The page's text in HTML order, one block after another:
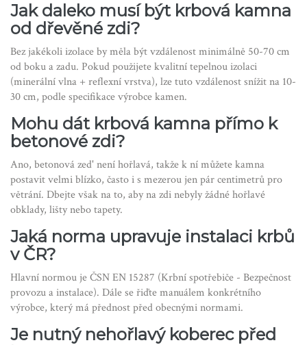
Jak daleko musí být krbová kamna
od dřevěné zdi?
Bez jakékoli izolace by měla být vzdálenost minimálně 50-70 cm
od boku a zadu. Pokud použijete kvalitní tepelnou izolaci
(minerální vlna + reflexní vrstva), lze tuto vzdálenost snížit na 10-
30 cm, podle specifikace výrobce kamen.
Mohu dát krbová kamna přímo k
betonové zdi?
Ano, betonová zed' není hořlavá, takže k ní můžete kamna
postavit velmi blízko, často i s mezerou jen pár centimetrů pro
větrání. Dbejte však na to, aby na zdi nebyly žádné hořlavé
obklady, lišty nebo tapety.
Jaká norma upravuje instalaci krbů
v ČR?
Hlavní normou je ČSN EN 15287 (Krbní spotřebiče - Bezpečnost
provozu a instalace). Dále se řiďte manuálem konkrétního
výrobce, který má přednost před obecnými normami.
Je nutný nehořlavý koberec před